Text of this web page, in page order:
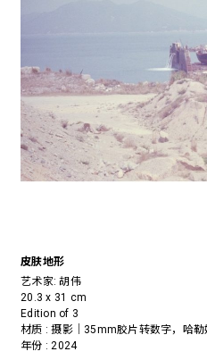
皮肤地形
艺术家:胡伟
20.3 x 31 cm
Edition of 3
材质 : 摄影｜35mm胶片转数字，哈
年份 : 2024